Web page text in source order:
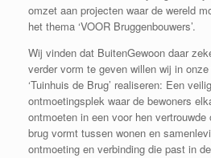
omzet aan projecten waar de wereld
het thema ‘VOOR Bruggenbouwers’.
Wij vinden dat BuitenGewoon daar
verder vorm te geven willen wij in
‘Tuinhuis de Brug’ realiseren: Een
ontmoetingsplek waar de bewoners
ontmoeten in een voor hen
brug vormt tussen wonen en
ontmoeting en verbinding die past in